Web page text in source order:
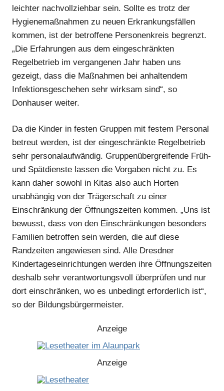
Anzeige
Anzeige
Anzeige
leichter nachvollziehbar sein. Sollte es trotz der
Hygienemaßnahmen zu neuen Erkrankungsfällen
kommen, ist der betroffene Personenkreis begrenzt.
„Die Erfahrungen aus dem eingeschränkten
Regelbetrieb im vergangenen Jahr haben uns
gezeigt, dass die Maßnahmen bei anhaltendem
Infektionsgeschehen sehr wirksam sind“, so
Donhauser weiter.
Da die Kinder in festen Gruppen mit festem Personal
betreut werden, ist der eingeschränkte Regelbetrieb
sehr personalaufwändig. Gruppenübergreifende Früh-
und Spätdienste lassen die Vorgaben nicht zu. Es
kann daher sowohl in Kitas also auch Horten
unabhängig von der Trägerschaft zu einer
Einschränkung der Öffnungszeiten kommen. „Uns ist
bewusst, dass von den Einschränkungen besonders
Familien betroffen sein werden, die auf diese
Randzeiten angewiesen sind. Alle Dresdner
Kindertageseinrichtungen werden ihre Öffnungszeiten
deshalb sehr verantwortungsvoll überprüfen und nur
dort einschränken, wo es unbedingt erforderlich ist“,
so der Bildungsbürgermeister.
Anzeige
Anzeige